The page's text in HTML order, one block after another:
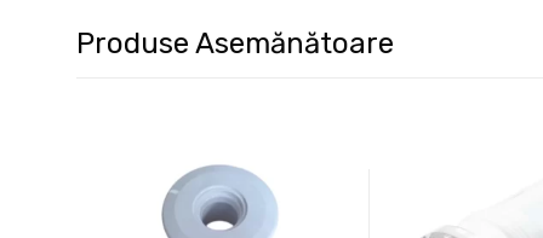
Produse Asemănătoare